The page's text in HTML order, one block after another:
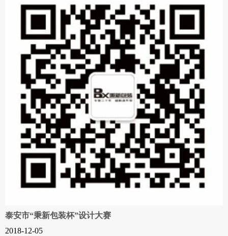
泰安市“秉新包装杯”设计大赛
2018-12-05